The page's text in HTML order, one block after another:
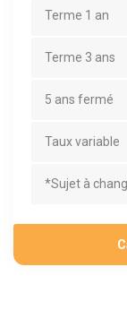
Terme 1 an
Terme 3 ans
5 ans fermé
Taux variable
*Sujet à